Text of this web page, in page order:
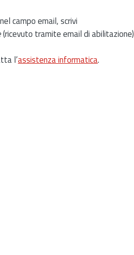
campo email, scrivi
(ricevuto tramite email di abilitazione)
l’assistenza informatica.